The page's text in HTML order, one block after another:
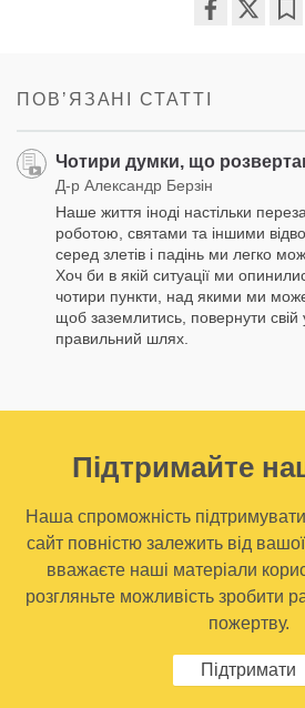
ПОВʼЯЗАНІ СТАТТІ
Чотири думки, що
Д-р Александр Берзін
Наше життя іноді настільки
роботою, святами та іншими
серед злетів і падінь ми легко
Хоч би в якій ситуації ми
чотири пункти, над якими ми
щоб заземлитись, повернути
правильний шлях.
Підтримайте
Наша спроможність
сайт повністю залежить від
вважаєте наші матеріали
розгляньте можливість зробити
пожертву.
Підтримати